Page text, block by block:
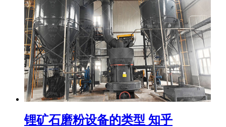
锂矿石磨粉设备的类型 知乎